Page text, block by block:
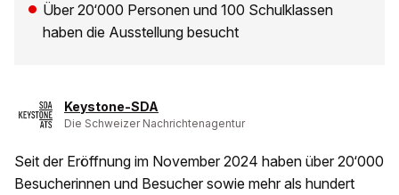
Über 20‘000 Personen und 100 Schulklassen
haben die Ausstellung besucht
Keystone-SDA
Die Schweizer Nachrichtenagentur
Seit der Eröffnung im November 2024 haben über 20‘000
Besucherinnen und Besucher sowie mehr als hundert